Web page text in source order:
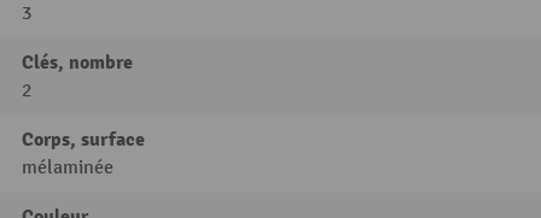
3
Clés, nombre
2
Corps, surface
mélaminée